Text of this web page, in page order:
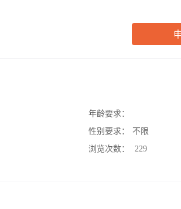
年龄要求：
性别要求：
不限
浏览次数：
229